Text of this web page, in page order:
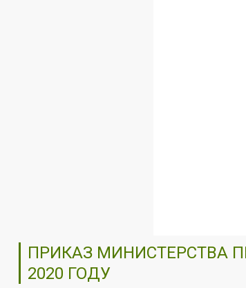
ПРИКАЗ МИНИСТЕРСТВА
2020 ГОДУ